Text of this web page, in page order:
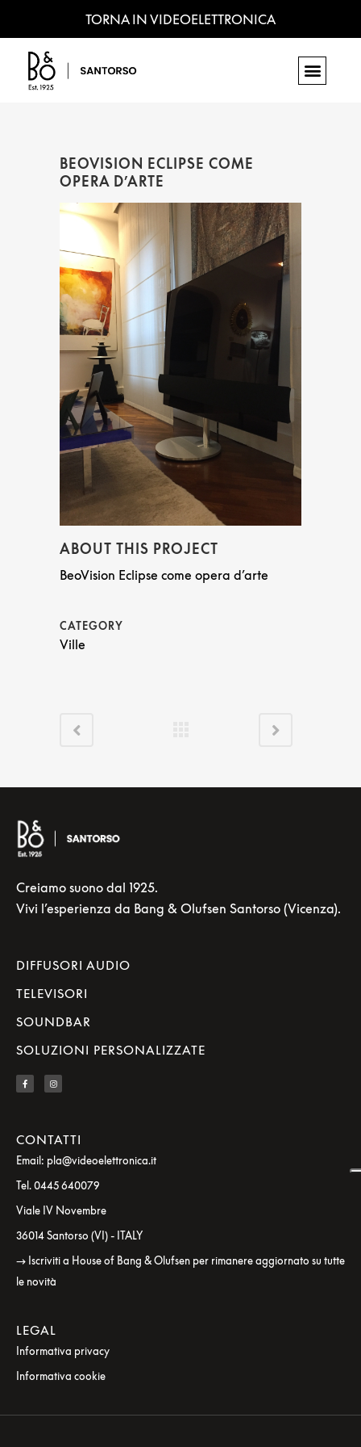
TORNA IN VIDEOELETTRONICA
BEOVISION ECLIPSE COME
OPERA D’ARTE
ABOUT THIS PROJECT
BeoVision Eclipse come opera d’arte
CATEGORY
Ville
Creiamo suono dal 1925.
Vivi l’esperienza da Bang & Olufsen Santorso (Vicenza).
DIFFUSORI AUDIO
TELEVISORI
SOUNDBAR
SOLUZIONI PERSONALIZZATE
CONTATTI
Email: pla@videoelettronica.it
Tel. 0445 640079
Viale IV Novembre
36014 Santorso (VI) - ITALY
→ Iscriviti a House of Bang & Olufsen per rimanere aggiornato su tutte
le novità
LEGAL
Informativa privacy
Informativa cookie